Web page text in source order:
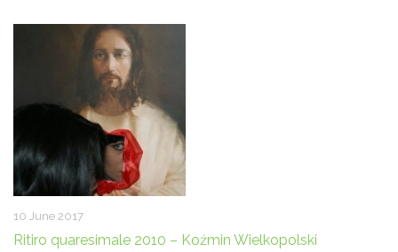
caldo. ------ Questo fu per me il tempo di una grazia particolare. Avevo
paura del silenzio in cui avrei potuto sentire le mie insicurezze, ansie.
Ho trovato anche silenzio, ma ho scoperto attraverso questo silenzio la
presenza del Dio vivo. La visita nella casa di Riposo mi ha reso piu'
sensibile, perche; ho visto una realta' diversa. Grazie, Dio!
10 June 2017
Ritiro quaresimale 2010 – Koźmin Wielkopolski